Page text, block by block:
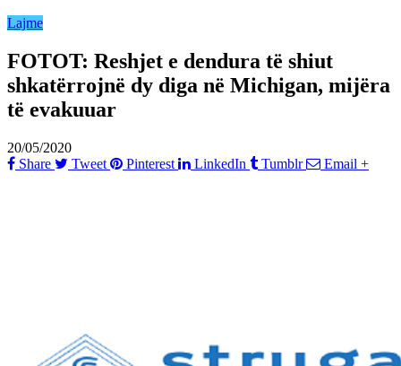
Lajme
FOTOT: Reshjet e dendura të shiut
shkatërrojnë dy diga në Michigan, mijëra
të evakuuar
20/05/2020
Share
Tweet Pinterest LinkedIn Tumblr Email +